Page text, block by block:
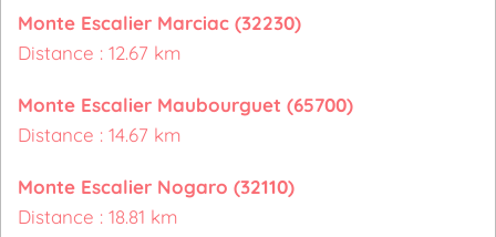
Monte Escalier Marciac (32230)
Distance : 12.67 km
Monte Escalier Maubourguet (65700)
Distance : 14.67 km
Monte Escalier Nogaro (32110)
Distance : 18.81 km